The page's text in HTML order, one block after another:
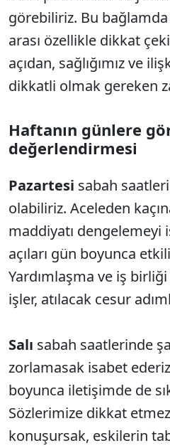
görebiliriz. Bu
arası özellikle dikkat
açıdan, sağlığımız ve
dikkatli olmak gereken
Haftanın günlere
değerlendirmesi
Pazartesi sabah
olabiliriz. Aceleden
maddiyatı dengelemeyi
açıları gün boyunca
Yardımlaşma ve iş
işler, atılacak cesur
Salı sabah saatlerinde
zorlamasak isabet
boyunca iletişimde de
Sözlerimize dikkat
konuşursak, eskilerin